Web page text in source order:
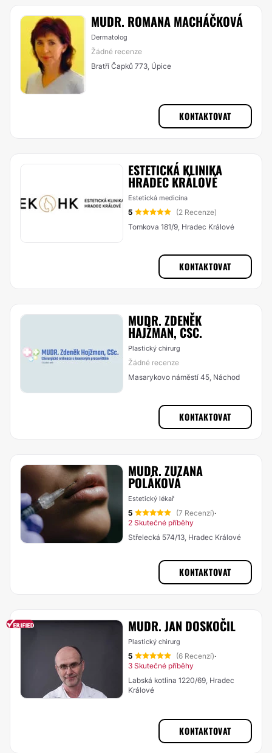
MUDR. ROMANA MACHÁČKOVÁ
Dermatolog
Žádné recenze
Bratří Čapků 773, Úpice
KONTAKTOVAT
ESTETICKÁ KLINIKA
HRADEC KRÁLOVÉ
Estetická medicína
5
(2 Recenze)
Tomkova 181/9, Hradec Králové
KONTAKTOVAT
MUDR. ZDENĚK
HAJŽMAN, CSC.
Plastický chirurg
Žádné recenze
Masarykovo náměstí 45, Náchod
KONTAKTOVAT
MUDR. ZUZANA
POLÁKOVÁ
Estetický lékař
5 (7 Recenzí)·
2 Skutečné příběhy
Střelecká 574/13, Hradec Králové
KONTAKTOVAT
MUDR. JAN DOSKOČIL
Plastický chirurg
5 (6 Recenzí)·
3 Skutečné příběhy
Labská kotlina 1220/69, Hradec
Králové
KONTAKTOVAT